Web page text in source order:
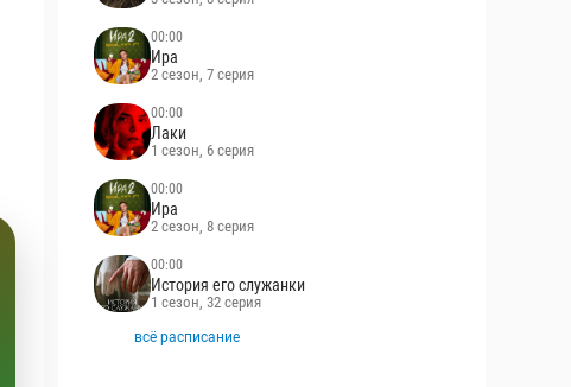
00:00
Ира
2 сезон, 7 серия
00:00
Лаки
1 сезон, 6 серия
00:00
Ира
2 сезон, 8 серия
00:00
История его служанки
1 сезон, 32 серия
всё расписание